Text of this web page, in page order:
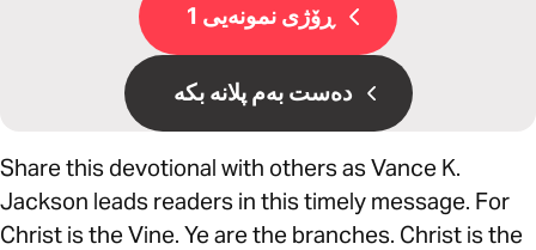
ڕۆژی نمونەیی 1
دەست بەم پلانە بکە
Share this devotional with others as Vance K.
Jackson leads readers in this timely message. For
Christ is the Vine. Ye are the branches. Christ is the